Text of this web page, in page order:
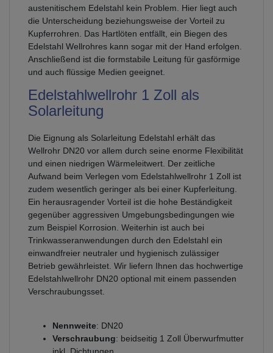
austenitischem Edelstahl kein Problem. Hier liegt auch
die Unterscheidung beziehungsweise der Vorteil zu
Kupferrohren. Das Hartlöten entfällt, ein Biegen des
Edelstahl Wellrohres kann sogar mit der Hand erfolgen.
Anschließend ist die formstabile Leitung für gasförmige
und auch flüssige Medien geeignet.
Edelstahlwellrohr 1 Zoll als
Solarleitung
Die Eignung als Solarleitung Edelstahl erhält das
Wellrohr DN20 vor allem durch seine enorme Flexibilität
und einen niedrigen Wärmeleitwert. Der zeitliche
Aufwand beim Verlegen vom Edelstahlwellrohr 1 Zoll ist
zudem wesentlich geringer als bei einer Kupferleitung.
Ein herausragender Vorteil ist die hohe Beständigkeit
gegenüber aggressiven Umgebungsbedingungen wie
zum Beispiel Korrosion. Weiterhin ist auch bei
Trinkwasseranwendungen durch den Edelstahl ein
einwandfreier neutraler und hygienisch zulässiger
Betrieb gewährleistet. Wir liefern Ihnen das hochwertige
Edelstahlwellrohr DN20 optional mit einem passenden
Verschraubungsset.
Nennweite: DN20
Verschraubung: beidseitig 1 Zoll Überwurfmutter